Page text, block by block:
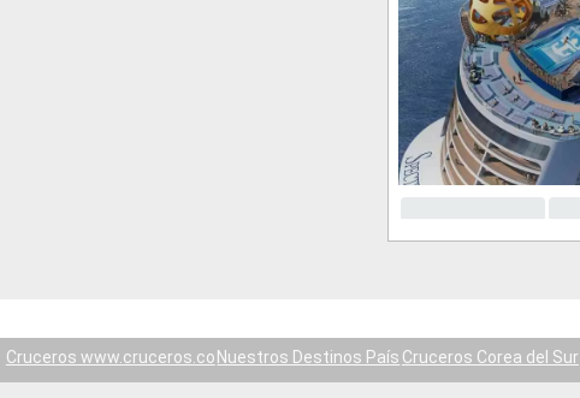
Cruceros www.cruceros.co Nuestros Destinos País Cruceros Corea del Sur